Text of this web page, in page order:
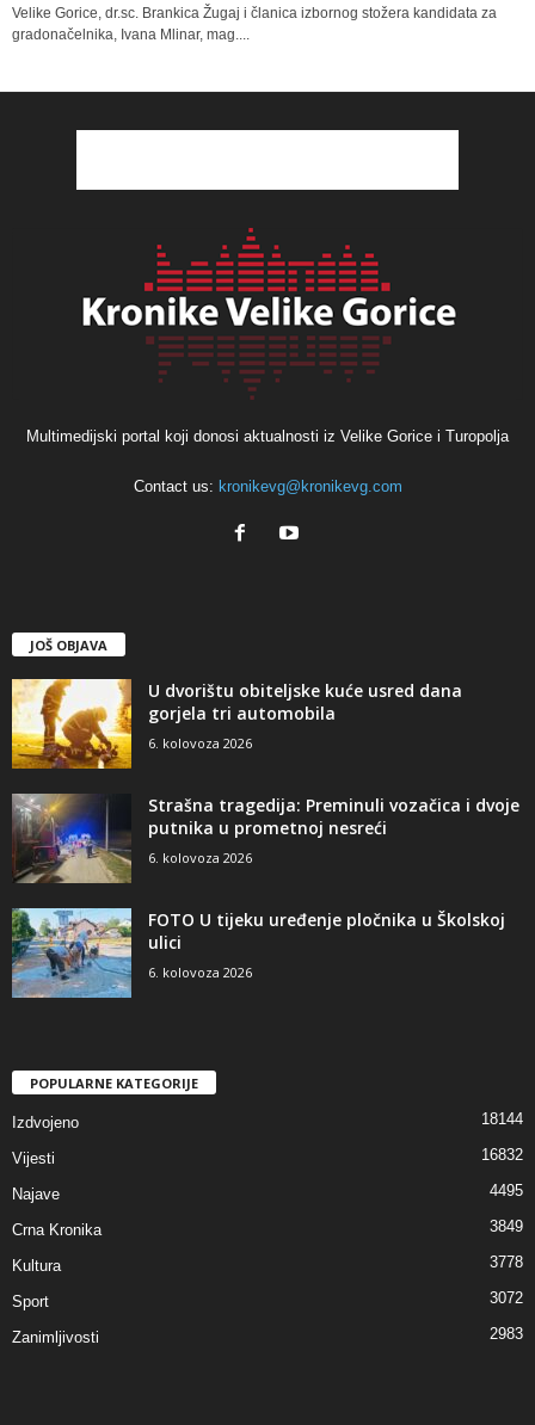
Velike Gorice, dr.sc. Brankica Žugaj i članica izbornog stožera kandidata za
gradonačelnika, Ivana Mlinar, mag....
Multimedijski portal koji donosi aktualnosti iz Velike Gorice i Turopolja
Contact us: kronikevg@kronikevg.com
JOŠ OBJAVA
U dvorištu obiteljske kuće usred dana
gorjela tri automobila
6. kolovoza 2026
Strašna tragedija: Preminuli vozačica i dvoje
putnika u prometnoj nesreći
6. kolovoza 2026
FOTO U tijeku uređenje pločnika u Školskoj
ulici
6. kolovoza 2026
POPULARNE KATEGORIJE
Izdvojeno 18144
Vijesti 16832
Najave 4495
Crna Kronika 3849
Kultura 3778
Sport 3072
Zanimljivosti 2983